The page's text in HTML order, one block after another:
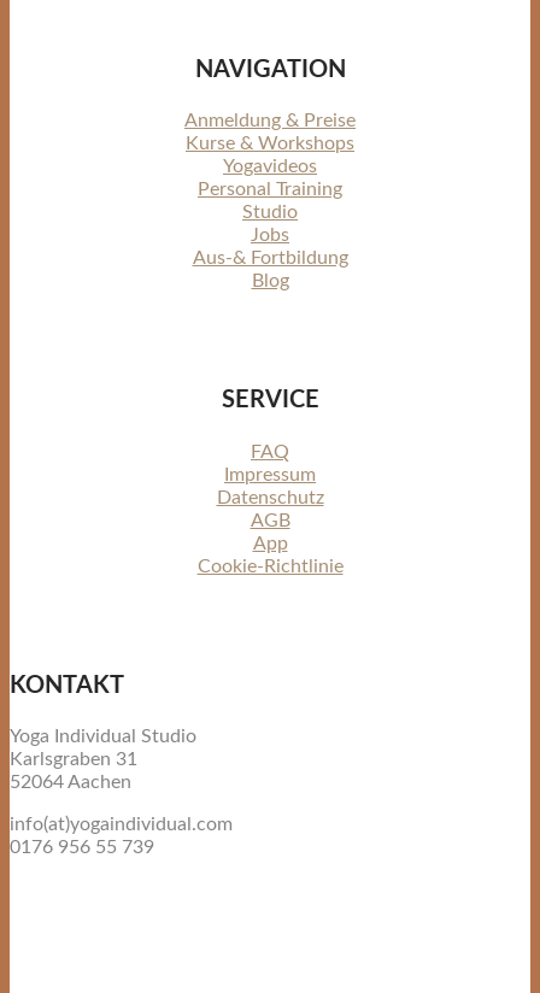
NAVIGATION
Anmeldung & Preise
Kurse & Workshops
Yogavideos
Personal Training
Studio
Jobs
Aus-& Fortbildung
Blog
SERVICE
FAQ
Impressum
Datenschutz
AGB
App
Cookie-Richtlinie
KONTAKT
Yoga Individual Studio
Karlsgraben 31
52064 Aachen
info(at)yogaindividual.com
0176 956 55 739